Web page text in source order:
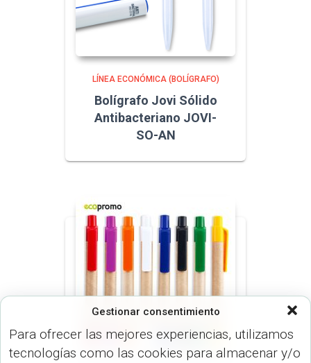
Gestionar consentimiento
Para ofrecer las mejores experiencias, utilizamos
tecnologías como las cookies para almacenar y/o
LÍNEA ECONÓMICA (BOLÍGRAFO)
Bolígrafo Jovi Sólido
Antibacteriano JOVI-
SO-AN